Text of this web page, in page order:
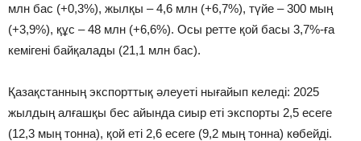
млн бас (+0,3%), жылқы – 4,6 млн (+6,7%), түйе – 300 мың
(+3,9%), құс – 48 млн (+6,6%). Осы ретте қой басы 3,7%-ға
кемігені байқалады (21,1 млн бас).
Қазақстанның экспорттық әлеуеті нығайып келеді: 2025
жылдың алғашқы бес айында сиыр еті экспорты 2,5 есеге
(12,3 мың тонна), қой еті 2,6 есеге (9,2 мың тонна) көбейді.